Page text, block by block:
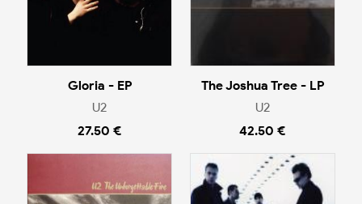
Gloria - EP
U2
27.50 €
The Joshua Tree - LP
U2
42.50 €